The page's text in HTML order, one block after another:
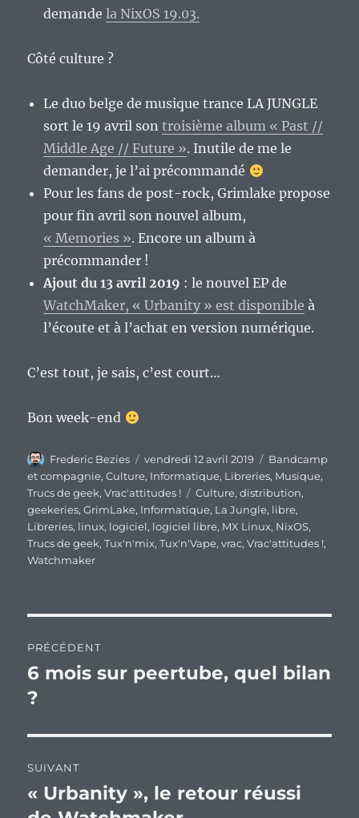
demandela NixOS 19.03.
Côté culture ?
Le duo belge de musique trance LA JUNGLE
sort le 19 avril sontroisième album « Past //
Middle Age // Future ». Inutile de me le
demander, je l’ai précommandé
Pour les fans de post-rock, Grimlake propose
pour fin avril son nouvel album,
« Memories ». Encore un album à
précommander !
Ajout du 13 avril 2019 : le nouvel EP de
WatchMaker, « Urbanity » est disponible à
l’écoute et à l’achat en version numérique.
C’est tout, je sais, c’est court…
Bon week-end
Auteur
Frederic Bezies
Publié
le
vendredi 12 avril 2019 Catégories
Bandcamp
et compagnie,Culture, Informatique, Libreries, Musique,
Trucs de geek,Vrac'attitudes ! Étiquettes
Culture,distribution,
geekeries,GrimLake, Informatique, La Jungle, libre,
Libreries, linux, logiciel, logiciel libre, MX Linux, NixOS,
Trucs de geek,Tux'n'mix,Tux'n'Vape,vrac,Vrac'attitudes !,
Watchmaker
de
l’article
PRÉCÉDENT
Publication
précédente :
6 mois sur peertube, quel bilan
?
SUIVANT
Publication
suivante :
« Urbanity », le retour réussi